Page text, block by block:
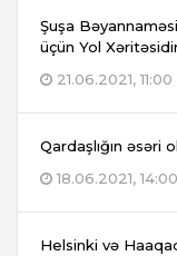
Şuşa
üçün Yol
21.06.2021, 11:00
Qardaşlığın əsəri
18.06.2021, 14:00
Helsinki və